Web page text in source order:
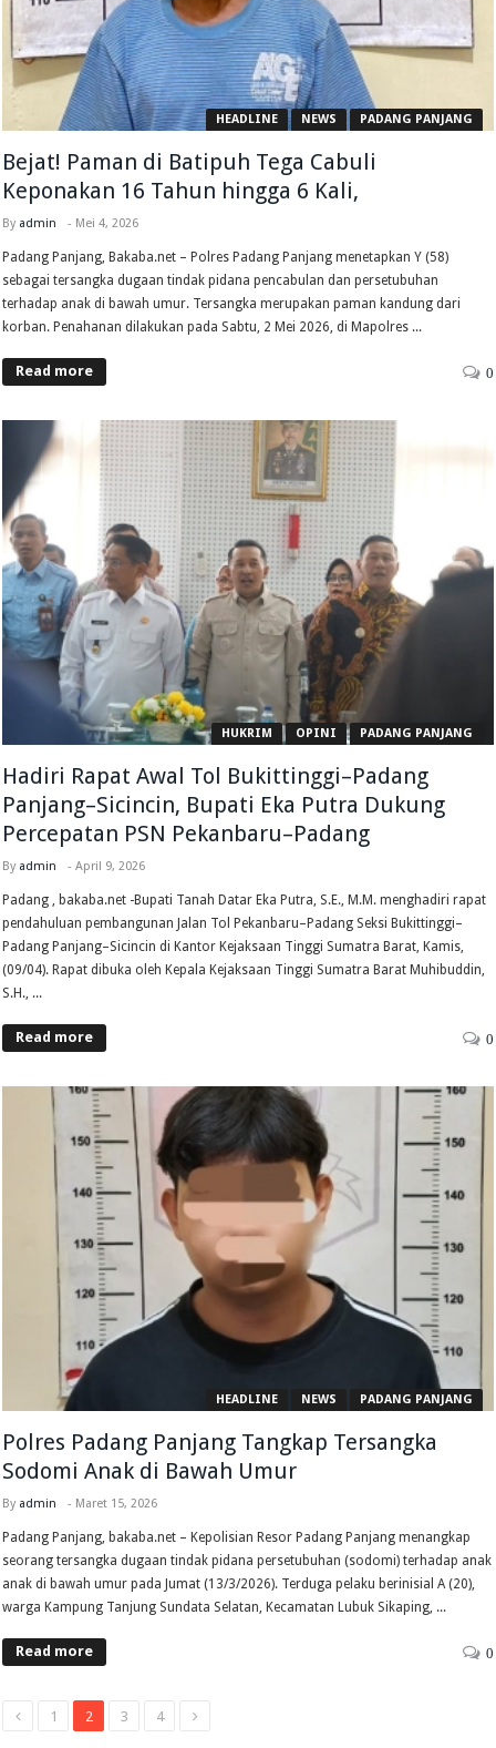
HEADLINE NEWS PADANG PANJANG
Bejat! Paman di Batipuh Tega Cabuli
Keponakan 16 Tahun hingga 6 Kali,
By admin - Mei 4, 2026
Padang Panjang, Bakaba.net – Polres Padang Panjang menetapkan Y (58)
sebagai tersangka dugaan tindak pidana pencabulan dan persetubuhan
terhadap anak di bawah umur. Tersangka merupakan paman kandung dari
korban. Penahanan dilakukan pada Sabtu, 2 Mei 2026, di Mapolres ...
Read more 0
HUKRIM OPINI PADANG PANJANG
Hadiri Rapat Awal Tol Bukittinggi–Padang
Panjang–Sicincin, Bupati Eka Putra Dukung
Percepatan PSN Pekanbaru–Padang
By admin -April 9, 2026
Padang , bakaba.net -Bupati Tanah Datar Eka Putra, S.E., M.M. menghadiri rapat
pendahuluan pembangunan Jalan Tol Pekanbaru–Padang Seksi Bukittinggi–
Padang Panjang–Sicincin di Kantor Kejaksaan Tinggi Sumatra Barat, Kamis,
(09/04). Rapat dibuka oleh Kepala Kejaksaan Tinggi Sumatra Barat Muhibuddin,
S.H., ...
Read more 0
HEADLINE NEWS PADANG PANJANG
Polres Padang Panjang Tangkap Tersangka
Sodomi Anak di Bawah Umur
By admin - Maret 15, 2026
Padang Panjang, bakaba.net – Kepolisian Resor Padang Panjang menangkap
seorang tersangka dugaan tindak pidana persetubuhan (sodomi) terhadap anak
anak di bawah umur pada Jumat (13/3/2026). Terduga pelaku berinisial A (20),
warga Kampung Tanjung Sundata Selatan, Kecamatan Lubuk Sikaping, ...
Read more 0
1 2 3 4